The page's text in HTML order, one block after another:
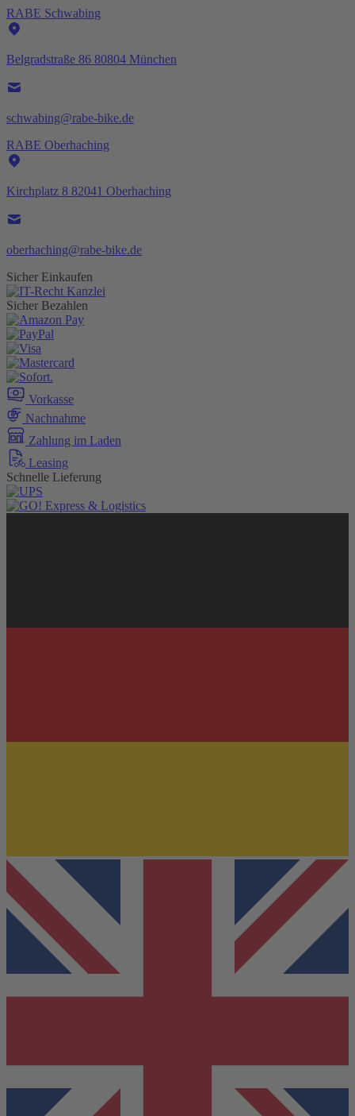
RABE Schwabing
Belgradstraße 86 80804 München
schwabing@rabe-bike.de
RABE Oberhaching
Kirchplatz 8 82041 Oberhaching
oberhaching@rabe-bike.de
Sicher Einkaufen
Sicher Bezahlen
Vorkasse
Nachnahme
Zahlung im Laden
Leasing
Schnelle Lieferung